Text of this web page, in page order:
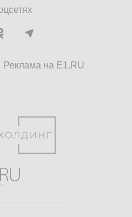
Реклама на E1.RU